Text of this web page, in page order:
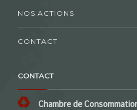
NOS ACTIONS
CONTACT
CONTACT
Chambre de